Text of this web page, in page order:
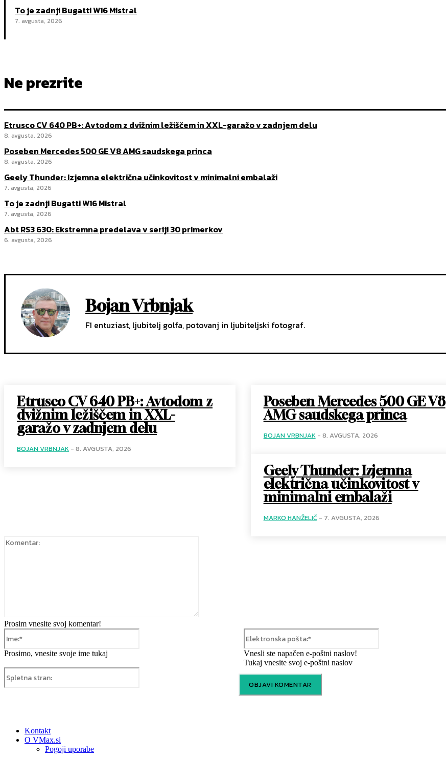
To je zadnji Bugatti W16 Mistral
7. avgusta, 2026
Ne prezrite
Etrusco CV 640 PB+: Avtodom z dvižnim ležiščem in XXL-garažo v zadnjem delu
8. avgusta, 2026
Poseben Mercedes 500 GE V8 AMG saudskega princa
8. avgusta, 2026
Geely Thunder: Izjemna električna učinkovitost v minimalni embalaži
7. avgusta, 2026
To je zadnji Bugatti W16 Mistral
7. avgusta, 2026
Abt RS3 630: Ekstremna predelava v seriji 30 primerkov
6. avgusta, 2026
Bojan Vrbnjak
F1 entuziast, ljubitelj golfa, potovanj in ljubiteljski fotograf.
Etrusco CV 640 PB+: Avtodom z
dvižnim ležiščem in XXL-
garažo v zadnjem delu
BOJAN VRBNJAK - 8. AVGUSTA, 2026
Poseben Mercedes 500 GE V8
AMG saudskega princa
BOJAN VRBNJAK - 8. AVGUSTA, 2026
Geely Thunder: Izjemna
električna učinkovitost v
minimalni embalaži
MARKO HANŽELIČ - 7. AVGUSTA, 2026
Prosim vnesite svoj komentar!
Prosimo, vnesite svoje ime tukaj
Vnesli ste napačen e-poštni naslov!
Tukaj vnesite svoj e-poštni naslov
Kontakt
O VMax.si
Pogoji uporabe